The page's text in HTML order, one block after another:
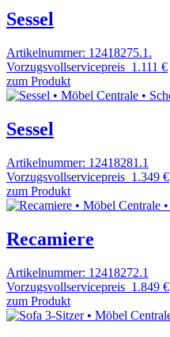
Sessel
Artikelnummer: 12418275.1.
Vorzugsvollservicepreis 1.111 €
zum Produkt
Sessel
Artikelnummer: 12418281.1
Vorzugsvollservicepreis 1.349 €
zum Produkt
Recamiere
Artikelnummer: 12418272.1
Vorzugsvollservicepreis 1.849 €
zum Produkt